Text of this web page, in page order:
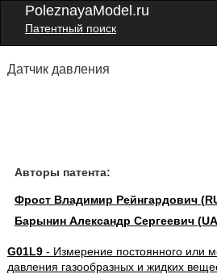
PoleznayaModel.ru
Патентный поиск
Датчик давления
Авторы патента:
Фрост Владимир Рейнгардович
Барынин Александр Сергеевич
G01L9- Измерение постоянного или
давления газообразных и жидких